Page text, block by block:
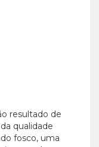
resultado de
qualidade
fosco, uma